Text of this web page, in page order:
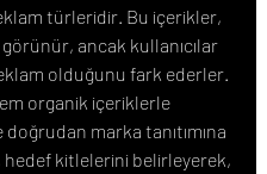
türleridir. Bu içerikler,
ancak kullanıcılar
olduğunu fark ederler.
organik içeriklerle
marka tanıtımına
kitlelerini belirleyerek,